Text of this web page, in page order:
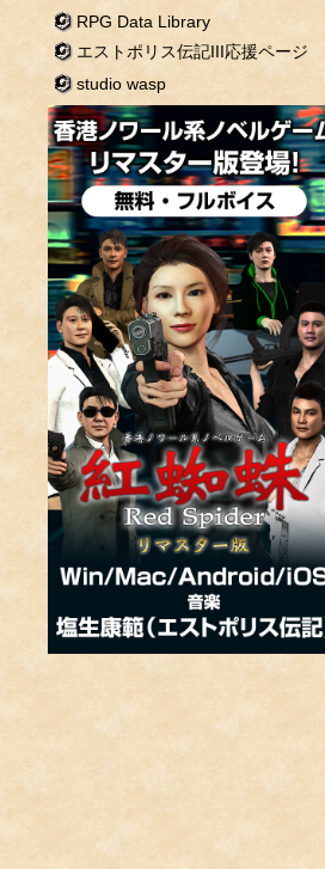
RPG Data Library
エストポリス伝記III応援ページ
studio wasp